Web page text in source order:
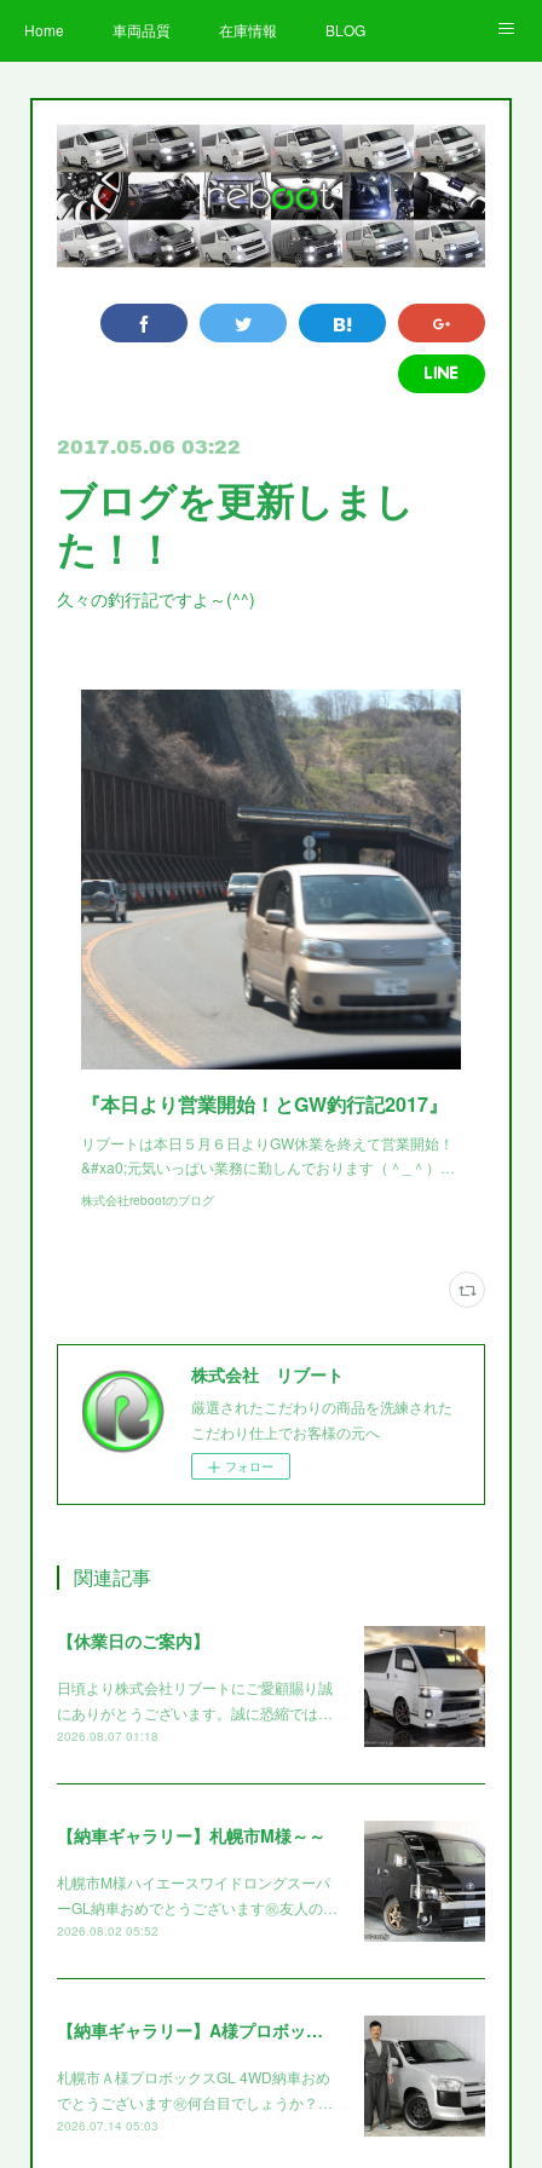
Home 車両品質 在庫情報 BLOG
お客様の声 STAFF 企業情報
プライバシーポリシー
2017.05.06 03:22
ブログを更新しまし
た！！
久々の釣行記ですよ～(^^)
『本日より営業開始！とGW釣行記2017』
リブートは本日５月６日よりGW休業を終えて営業開始！
&#xa0;元気いっぱい業務に勤しんでおります（＾_＾）…
株式会社rebootのブログ
株式会社 リブート
厳選されたこだわりの商品を洗練された
こだわり仕上でお客様の元へ
フォロー
関連記事
【休業日のご案内】
日頃より株式会社リブートにご愛顧賜り誠
にありがとうございます。誠に恐縮では…
2026.08.07 01:18
【納車ギャラリー】札幌市M様～～
札幌市M様ハイエースワイドロングスーパ
ーGL納車おめでとうございます㊗️友人の…
2026.08.02 05:52
【納車ギャラリー】A様プロボックス～～
札幌市Ａ様プロボックスGL 4WD納車おめ
でとうございます㊗️何台目でしょうか？…
2026.07.14 05:03